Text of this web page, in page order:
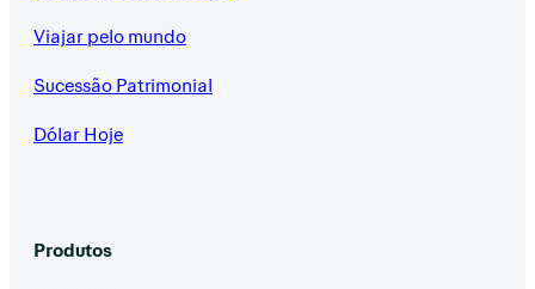
Viajar pelo mundo
Sucessão Patrimonial
Dólar Hoje
Produtos